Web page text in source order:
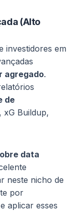
(Alto
investidores em
agregado.
de
xG Buildup,
data
neste nicho de
por
aplicar esses